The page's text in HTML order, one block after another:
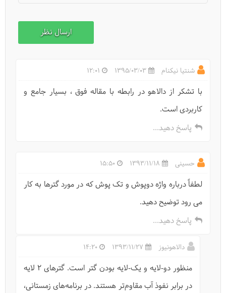
بام ایران کجاست؟
شنتیا نیکنام 1395/03/03
12:01
با تشکر از دالاهو در رابطه با مقاله فوق ، بسیار جامع و
کاربردی است.
پاسخ دهید...
حسینی 1393/11/18
15:50
لطفاً درباره واژه دوپوش و تک پوش که در مورد گترها به کار
می رود توضیح دهید.
پاسخ دهید...
دالاهونیوز 1393/11/27
14:20
منظور دو-لایه و یک-لایه بودن گتر است. گتر‌های ۲ لایه
در برابر نفوذ آب مقاوم‌تر هستند. در برنامه‌های زمستانی،